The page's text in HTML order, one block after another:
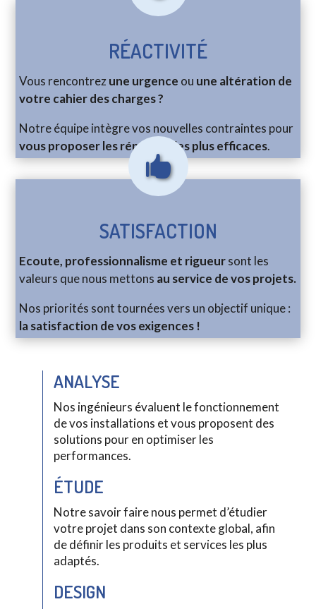
RÉACTIVITÉ
Vous rencontrezune urgence ou une altération de
votre cahier des charges ?
Notre équipe intègre vos nouvelles contraintes pour
vous proposer les réponses les plus efficaces.

SATISFACTION
Ecoute, professionnalisme et rigueursont les
valeurs que nous mettons au service de vos projets.
Nos priorités sont tournées vers un objectif unique :
la satisfaction de vos exigences !
ANALYSE
Nos ingénieurs évaluent le fonctionnement
de vos installations et vous proposent des
solutions pour en optimiser les
performances.
ÉTUDE
Notre savoir faire nous permet d’étudier
votre projet dans son contexte global, afin
de définir les produits et services les plus
adaptés.
DESIGN